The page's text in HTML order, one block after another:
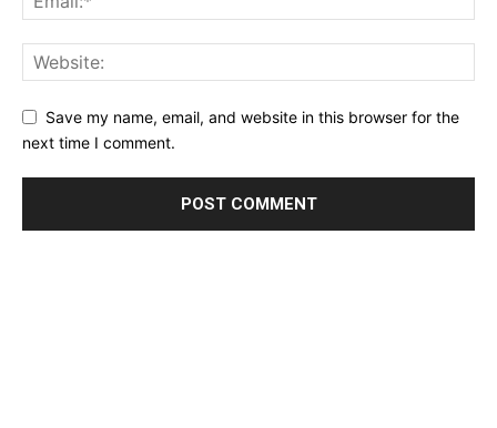
Save my name, email, and website in this browser for the
next time I comment.